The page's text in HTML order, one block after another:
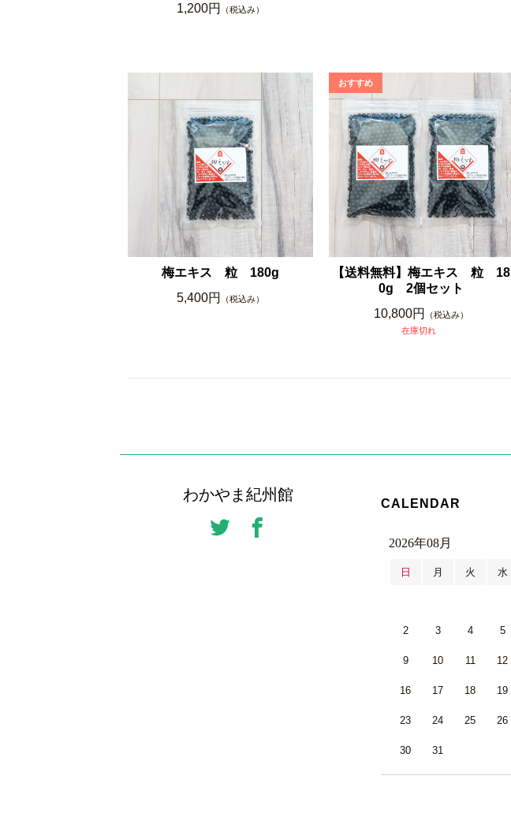
1,200円
（税込み）
梅エキス 粒 180g
5,400円
（税込み）
【送料無料】梅エキス 粒 18
0g 2個セット
10,800円
（税込み）
在庫切れ
わかやま紀州館
CALENDAR
2026年08月
日 月 火 水
2 3 4 5
9 10 11 12
16 17 18 19
23 24 25 26
30 31